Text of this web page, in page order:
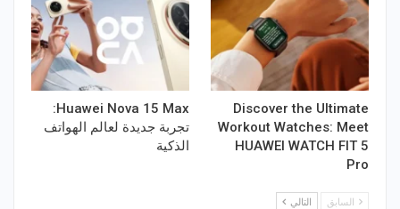
Discover the Ultimate
Workout Watches​: Meet
HUAWEI WATCH FIT 5
Pro
Huawei Nova 15 Max:
تجربة جديدة لعالم الهواتف
الذكية
السابق التالي